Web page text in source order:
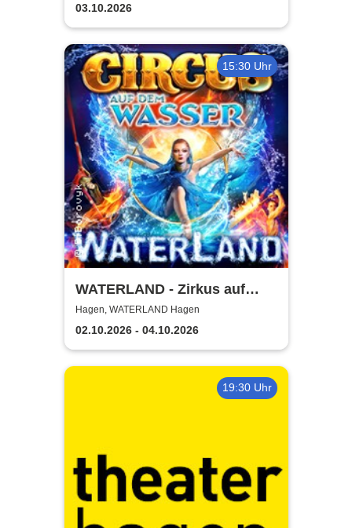
03.10.2026
15:30 Uhr
WATERLAND - Zirkus auf
dem Wasser | Hagen
Hagen, WATERLAND Hagen
02.10.2026 - 04.10.2026
19:30 Uhr